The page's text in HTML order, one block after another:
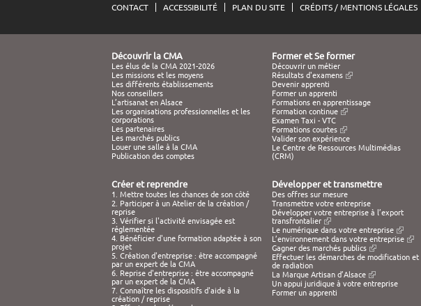
CONTACT ACCESSIBILITÉ PLAN DU SITE CRÉDITS / MENTIONS LÉGALES
Découvrir la CMA
Les élus de la CMA 2021-2026
Les missions et les moyens
Les différents établissements
Nos conseillers
L’artisanat en Alsace
Les organisations professionnelles et les
corporations
Les partenaires
Les marchés publics
Louer une salle à la CMA
Publication des comptes
Former et Se former
Découvrir un métier
Résultats d'examens
Devenir apprenti
Former un apprenti
Formations en apprentissage
Formation continue
Examen Taxi - VTC
Formations courtes
Valider son expérience
Le Centre de Ressources Multimédias
(CRM)
Créer et reprendre
1. Mettre toutes les chances de son côté
2. Participer à un Atelier de la création /
reprise
3. Vérifier si l'activité envisagée est
réglementée
4. Bénéficier d'une formation adaptée à son
projet
5. Création d'entreprise : être accompagné
par un expert de la CMA
6. Reprise d'entreprise : être accompagné
par un expert de la CMA
7. Connaître les dispositifs d'aide à la
création / reprise
Développer et transmettre
Des offres sur mesure
Transmettre votre entreprise
Développer votre entreprise à l’export
transfrontalier
Le numérique dans votre entreprise
L’environnement dans votre entreprise
Gagner des marchés publics
Effectuer les démarches de modification et
de radiation
La Marque Artisan d’Alsace
Un appui juridique à votre entreprise
Former un apprenti